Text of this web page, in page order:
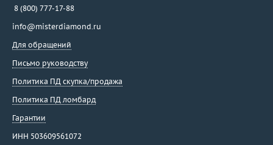
8 (800) 777-17-88
info@misterdiamond.ru
Для обращений
Письмо руководству
Политика ПД скупка/продажа
Политика ПД ломбард
Гарантии
ИНН 503609561072